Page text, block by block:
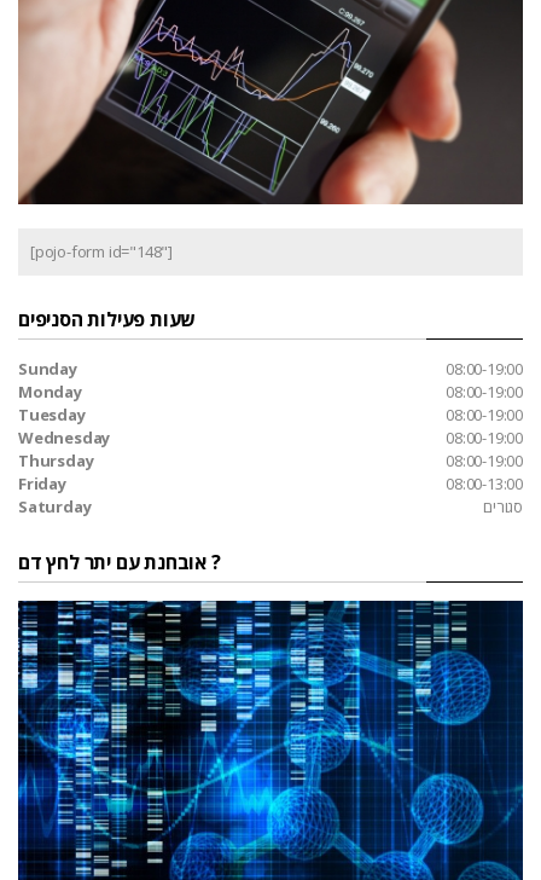
[pojo-form id="148"]
שעות פעילות הסניפים
Sunday
08:00-19:00
Monday
08:00-19:00
Tuesday
08:00-19:00
Wednesday
08:00-19:00
Thursday
08:00-19:00
Friday
08:00-13:00
Saturday
סגורים
אובחנת עם יתר לחץ דם ?